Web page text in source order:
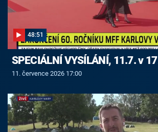
48:51
SPECIÁLNÍ VYSÍLÁNÍ, 11.7. v
11. července 2026 17:00